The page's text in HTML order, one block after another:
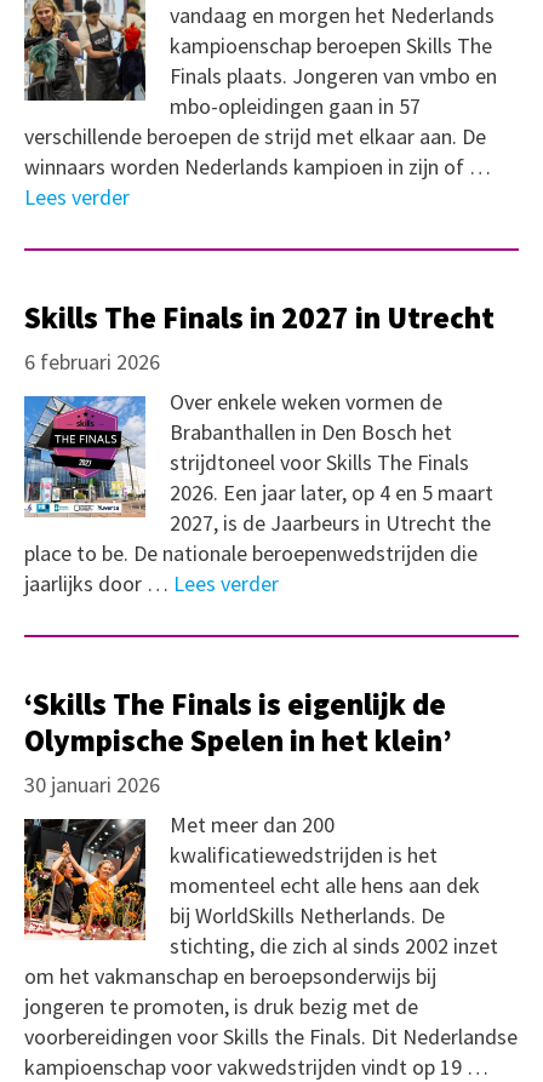
vandaag en morgen het Nederlands
kampioenschap beroepen Skills The
Finals plaats. Jongeren van vmbo en
mbo-opleidingen gaan in 57
verschillende beroepen de strijd met elkaar aan. De
winnaars worden Nederlands kampioen in zijn of …
Lees verder
Skills The Finals in 2027 in Utrecht
6 februari 2026
Over enkele weken vormen de
Brabanthallen in Den Bosch het
strijdtoneel voor Skills The Finals
2026. Een jaar later, op 4 en 5 maart
2027, is de Jaarbeurs in Utrecht the
place to be. De nationale beroepenwedstrijden die
jaarlijks door … Lees verder
‘Skills The Finals is eigenlijk de
Olympische Spelen in het klein’
30 januari 2026
Met meer dan 200
kwalificatiewedstrijden is het
momenteel echt alle hens aan dek
bij WorldSkills Netherlands. De
stichting, die zich al sinds 2002 inzet
om het vakmanschap en beroepsonderwijs bij
jongeren te promoten, is druk bezig met de
voorbereidingen voor Skills the Finals. Dit Nederlandse
kampioenschap voor vakwedstrijden vindt op 19 …